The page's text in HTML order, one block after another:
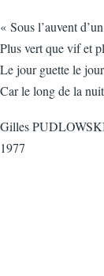
« Sous l’auvent
Plus vert que vif et
Le jour guette le
Car le long de la
Gilles
1977